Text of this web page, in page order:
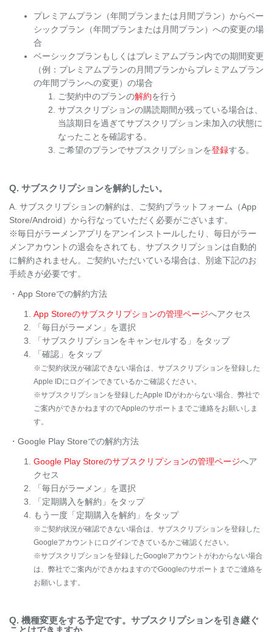
プレミアムプラン（年間プランまたは月間プラン）からベー
シックプラン（年間プランまたは月間プラン）への変更の場
合
ベーシックプランもしくはプレミアムプラン内での期間変更
（例：プレミアムプランの月間プランからプレミアムプラン
の年間プランへの変更）の場合
ご契約中のプランの解約を行う
サブスクリプションの購読期間が残っている場合は、
当該期日を過ぎてサブスクリプション未加入の状態に
なったことを確認する。
ご希望のプランでサブスクリプションを登録する。
Q. サブスクリプションを解約したい。
A. サブスクリプションの解約は、ご契約プラットフォーム（App
Store/Android）から行なっていただく必要がございます。
※毎日がラーメンアプリをアンインストールしたり、毎日がラー
メンアカウントの退会をされても、サブスクリプションは自動的
に解約されません。ご契約いただいている場合は、別途下記のお
手続きが必要です。
・App Storeでの解約方法
App Storeのサブスクリプションの管理ページへアクセス
「毎日がラーメン」を選択
「サブスクリプションをキャンセルする」をタップ
「確認」をタップ
※ご契約状況が確認できない場合は、サブスクリプションを登録した
Apple IDにログインできているかご確認ください。
※サブスクリプションを登録したApple IDがわからない場合、弊社で
ご案内ができかねますのでAppleのサポートまでご連絡をお願いしま
す。
・Google Play Storeでの解約方法
Google Play Storeのサブスクリプションの管理ページへア
クセス
「毎日がラーメン」を選択
「定期購入を解約」をタップ
もう一度「定期購入を解約」をタップ
※ご契約状況が確認できない場合は、サブスクリプションを登録した
Googleアカウントにログインできているかご確認ください。
※サブスクリプションを登録したGoogleアカウントがわからない場合
は、弊社でご案内ができかねますのでGoogleのサポートまでご連絡を
お願いします。
Q. 機種変更をする予定です。サブスクリプションを引き継ぐ
ことはできますか。